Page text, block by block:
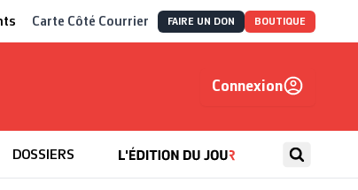
Carte Côté Courrier FAIRE UN DON BOUTIQUE
Connexion
DOSSIERS